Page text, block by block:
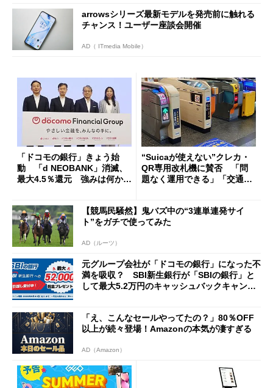
arrowsシリーズ最新モデルを発売前に触れる
チャンス！ユーザー座談会開催
AD（ ITmedia Mobile）
「ドコモの銀行」きょう始
動 「d NEOBANK」消滅、
最大4.5％還元 強みは何か解
“Suicaが使えない”クレカ・
QR専用改札機に賛否 「問
題なく運用できる」「交通系I
【競馬民騒然】鬼バズ中の“3連単連発サイ
ト”をガチで使ってみた
AD（ルーツ）
元グループ会社が「ドコモの銀行」になった不
満を吸収？ SBI新生銀行が「SBIの銀行」と
して最大5.2万円のキャッシュバックキャンペ
「え、こんなセールやってたの？」80％OFF
以上が続々登場！Amazonの本気が凄すぎる
AD（Amazon）